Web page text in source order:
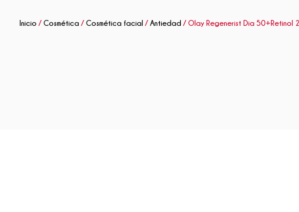
Inicio /Cosmética /Cosmética facial /Antiedad / Olay Regenerist Dia 50+Retinol